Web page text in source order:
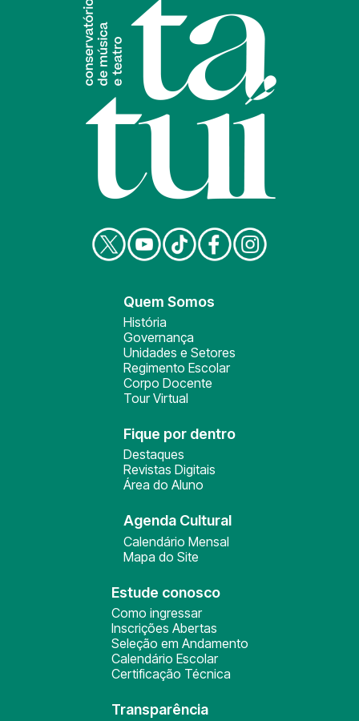
Quem Somos
História
Governança
Unidades e Setores
Regimento Escolar
Corpo Docente
Tour Virtual
Fique por dentro
Destaques
Revistas Digitais
Área do Aluno
Agenda Cultural
Calendário Mensal
Mapa do Site
Estude conosco
Como ingressar
Inscrições Abertas
Seleção em Andamento
Calendário Escolar
Certificação Técnica
Transparência